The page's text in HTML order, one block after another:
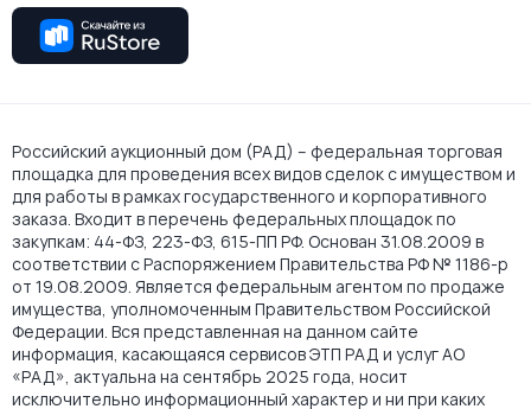
Российский аукционный дом (РАД) – федеральная торговая
площадка для проведения всех видов сделок с имуществом и
для работы в рамках государственного и корпоративного
заказа. Входит в перечень федеральных площадок по
закупкам: 44-ФЗ, 223-ФЗ, 615-ПП РФ. Основан 31.08.2009 в
соответствии с Распоряжением Правительства РФ № 1186-р
от 19.08.2009. Является федеральным агентом по продаже
имущества, уполномоченным Правительством Российской
Федерации. Вся представленная на данном сайте
информация, касающаяся сервисов ЭТП РАД и услуг АО
«РАД», актуальна на сентябрь 2025 года, носит
исключительно информационный характер и ни при каких